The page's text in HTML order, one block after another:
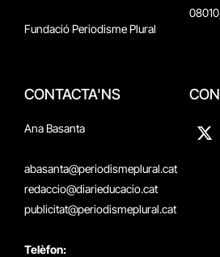
Fundació Periodisme Plural
CONTACTA'NS
Ana Basanta
abasanta@periodismeplural.cat
redaccio@diarieducacio.cat
publicitat@periodismeplural.cat
Telèfon:
X